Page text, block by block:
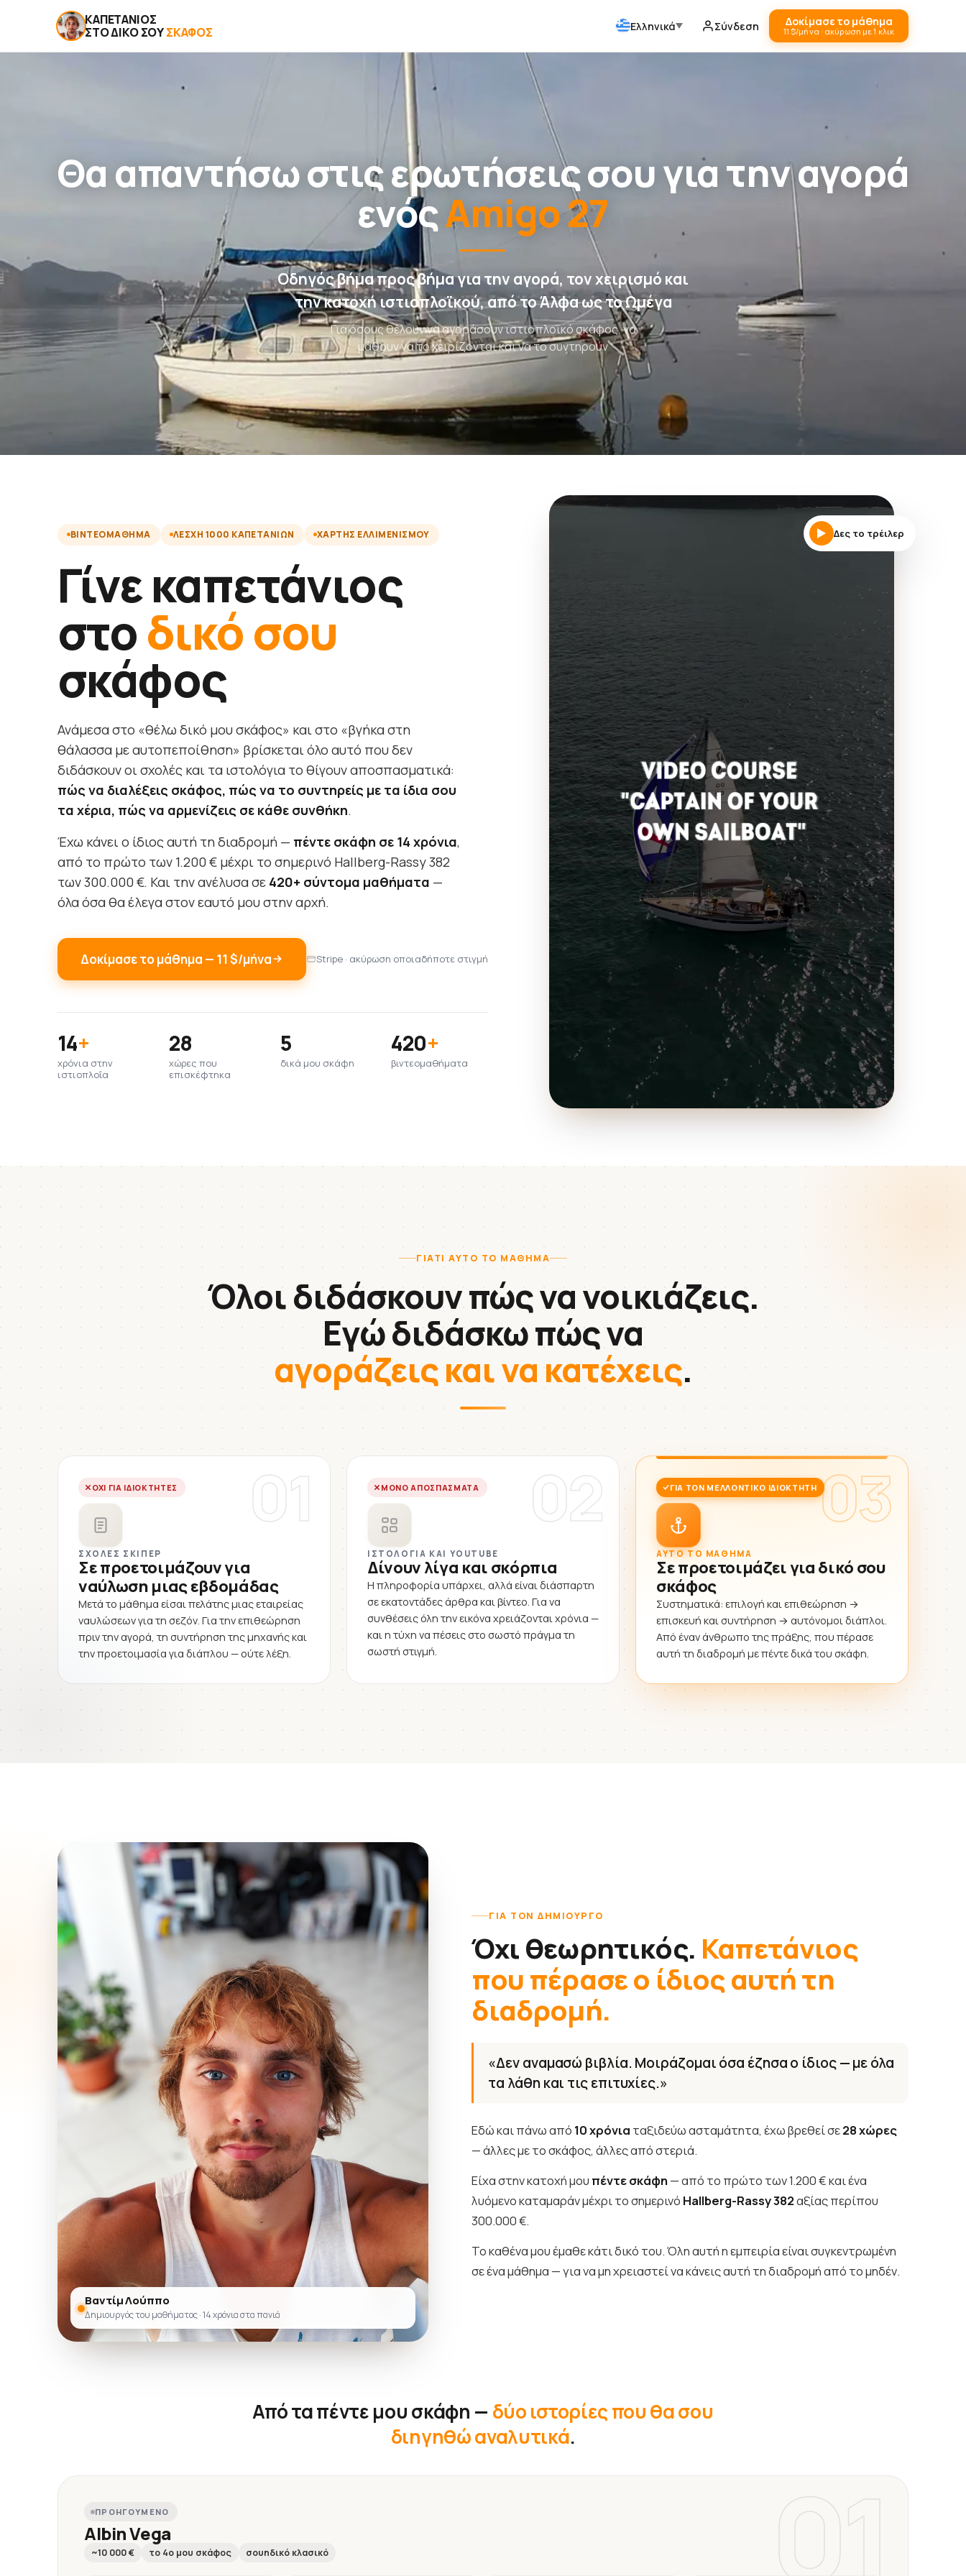
ΚΑΠΕΤΆΝΙΟΣ
ΣΤΟ ΔΙΚΌ ΣΟΥΣΚΆΦΟΣ Ελληνικά Σύνδεση Δοκίμασε το μάθημα
11 $/μήνα · ακύρωση με 1 κλικ
Θα απαντήσω στις ερωτήσεις σου για την αγορά
ενόςAmigo 27
Οδηγός βήμα προς βήμα για την αγορά, τον χειρισμό και
την κατοχή ιστιοπλοϊκού, από το Άλφα ως το Ωμέγα
Για όσους θέλουν να αγοράσουν ιστιοπλοϊκό σκάφος, να
μάθουν να το χειρίζονται και να το συντηρούν
ΒΙΝΤΕΟΜΆΘΗΜΑ ΛΈΣΧΗ 1000 ΚΑΠΕΤΆΝΙΩΝ ΧΆΡΤΗΣ ΕΛΛΙΜΕΝΙΣΜΟΎ
Γίνε καπετάνιος
στοδικό σου
σκάφος
Ανάμεσα στο «θέλω δικό μου σκάφος» και στο «βγήκα στη
θάλασσα με αυτοπεποίθηση» βρίσκεται όλο αυτό που δεν
διδάσκουν οι σχολές και τα ιστολόγια το θίγουν αποσπασματικά:
πώς να διαλέξεις σκάφος, πώς να το συντηρείς με τα ίδια σου
τα χέρια, πώς να αρμενίζεις σε κάθε συνθήκη.
Έχω κάνει ο ίδιος αυτή τη διαδρομή — πέντε σκάφη σε 14 χρόνια,
από το πρώτο των 1.200 € μέχρι το σημερινό Hallberg-Rassy 382
των 300.000 €. Και την ανέλυσα σε 420+ σύντομα μαθήματα —
όλα όσα θα έλεγα στον εαυτό μου στην αρχή.
Δοκίμασε το μάθημα — 11 $/μήνα Stripe · ακύρωση οποιαδήποτε στιγμή
14+
χρόνια στην
ιστιοπλοΐα
28
χώρες που
επισκέφτηκα
5
δικά μου σκάφη
420+
βιντεομαθήματα
Δες το τρέιλερ
ΓΙΑΤΊ ΑΥΤΌ ΤΟ ΜΆΘΗΜΑ
Όλοι διδάσκουν πώς να νοικιάζεις.
Εγώ διδάσκω πώς να
αγοράζεις και να κατέχεις.
01
ΌΧΙ ΓΙΑ ΙΔΙΟΚΤΉΤΕΣ
ΣΧΟΛΈΣ ΣΚΊΠΕΡ
Σε προετοιμάζουν για
ναύλωση μιας εβδομάδας
Μετά το μάθημα είσαι πελάτης μιας εταιρείας
ναυλώσεων για τη σεζόν. Για την επιθεώρηση
πριν την αγορά, τη συντήρηση της μηχανής και
την προετοιμασία για διάπλου — ούτε λέξη.
02
ΜΌΝΟ ΑΠΟΣΠΆΣΜΑΤΑ
ΙΣΤΟΛΌΓΙΑ ΚΑΙ YOUTUBE
Δίνουν λίγα και σκόρπια
Η πληροφορία υπάρχει, αλλά είναι διάσπαρτη
σε εκατοντάδες άρθρα και βίντεο. Για να
συνθέσεις όλη την εικόνα χρειάζονται χρόνια —
και η τύχη να πέσεις στο σωστό πράγμα τη
σωστή στιγμή.
03
ΓΙΑ ΤΟΝ ΜΕΛΛΟΝΤΙΚΌ ΙΔΙΟΚΤΉΤΗ
ΑΥΤΌ ΤΟ ΜΆΘΗΜΑ
Σε προετοιμάζει για δικό σου
σκάφος
Συστηματικά: επιλογή και επιθεώρηση →
επισκευή και συντήρηση → αυτόνομοι διάπλοι.
Από έναν άνθρωπο της πράξης, που πέρασε
αυτή τη διαδρομή με πέντε δικά του σκάφη.
Βαντίμ Λούππο
Δημιουργός του μαθήματος · 14 χρόνια στα πανιά
ΓΙΑ ΤΟΝ ΔΗΜΙΟΥΡΓΌ
Όχι θεωρητικός. Καπετάνιος
που πέρασε ο ίδιος αυτή τη
διαδρομή.
«Δεν αναμασώ βιβλία. Μοιράζομαι όσα έζησα ο ίδιος — με όλα
τα λάθη και τις επιτυχίες.»
Εδώ και πάνω από 10 χρόνια ταξιδεύω ασταμάτητα, έχω βρεθεί σε28 χώρες
— άλλες με το σκάφος, άλλες από στεριά.
Είχα στην κατοχή μου πέντε σκάφη— από το πρώτο των 1.200 € και ένα
λυόμενο καταμαράν μέχρι το σημερινό Hallberg-Rassy 382αξίας περίπου
300.000 €.
Το καθένα μου έμαθε κάτι δικό του. Όλη αυτή η εμπειρία είναι συγκεντρωμένη
σε ένα μάθημα — για να μη χρειαστεί να κάνεις αυτή τη διαδρομή από το μηδέν.
Από τα πέντε μου σκάφη — δύο ιστορίες που θα σου
διηγηθώ αναλυτικά.
01
ΠΡΟΗΓΟΎΜΕΝΟ
Albin Vega
~10 000 € το 4ο μου σκάφος σουηδικό κλασικό